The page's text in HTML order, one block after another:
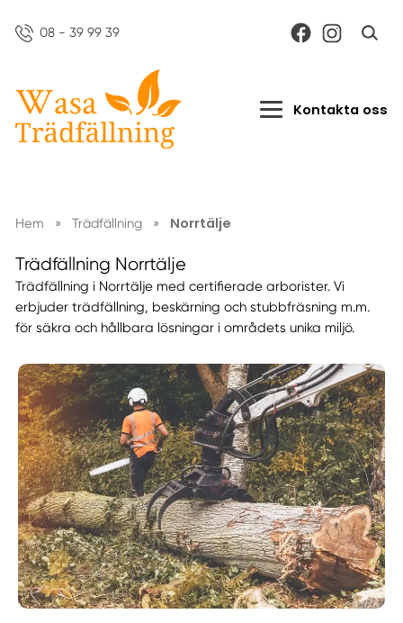
08 - 39 99 39
Kontakta oss
Hem » Trädfällning » Norrtälje
Trädfällning Norrtälje
Trädfällning i Norrtälje med certifierade arborister. Vi
erbjuder trädfällning, beskärning och stubbfräsning m.m.
för säkra och hållbara lösningar i områdets unika miljö.